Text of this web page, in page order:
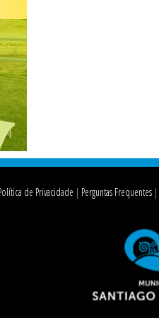
de Privacidade Perguntas Frequentes